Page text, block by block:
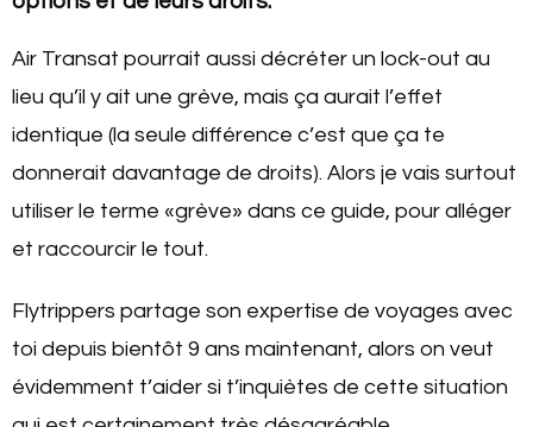
Air Transat pourrait aussi décréter un lock-out au
lieu qu’il y ait une grève, mais ça aurait l’effet
identique (la seule différence c’est que ça te
donnerait davantage de droits). Alors je vais surtout
utiliser le terme «grève» dans ce guide, pour alléger
et raccourcir le tout.
Flytrippers partage son expertise de voyages avec
toi depuis bientôt 9 ans maintenant, alors on veut
évidemment t’aider si t’inquiètes de cette situation